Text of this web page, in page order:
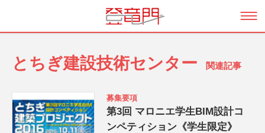
とちぎ建設技術センター 関連記事
募集要項
第3回 マロニエ学生BIM設計コ
ンペティション《学生限定》